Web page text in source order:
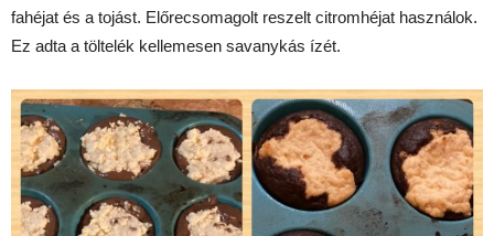
fahéjat és a tojást. Előrecsomagolt reszelt citromhéjat használok.
Ez adta a töltelék kellemesen savanykás ízét.